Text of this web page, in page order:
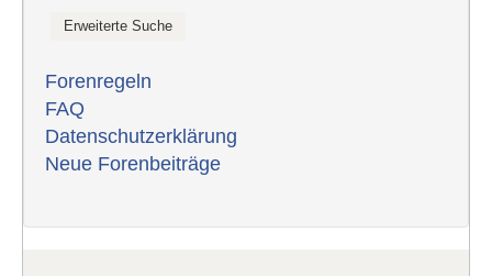
Forenregeln
FAQ
Datenschutzerklärung
Neue Forenbeiträge